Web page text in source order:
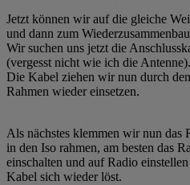
Jetzt können wir auf die gleiche
und dann zum
Wir suchen uns jetzt die
(vergesst nicht wie ich die Antenne).
Die Kabel ziehen wir nun durch
Rahmen wieder einsetzen.
Als nächstes klemmen wir nun das
in den Iso rahmen, am besten das
einschalten und auf Radio
Kabel sich wieder löst.